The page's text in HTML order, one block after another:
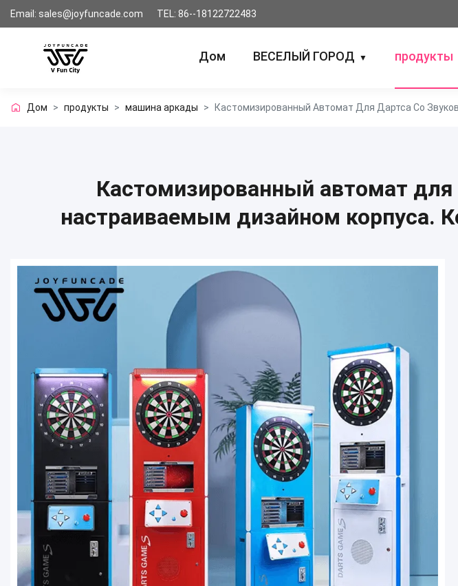
Email: sales@joyfuncade.com TEL: 86--18122722483
Дом ВЕСЕЛЫЙ ГОРОД ▼ продукты
Дом > продукты > машина аркады > Кастомизированный Автомат Для Дартса Со
Кастомизированный автомат
настраиваемым дизайном корпуса.